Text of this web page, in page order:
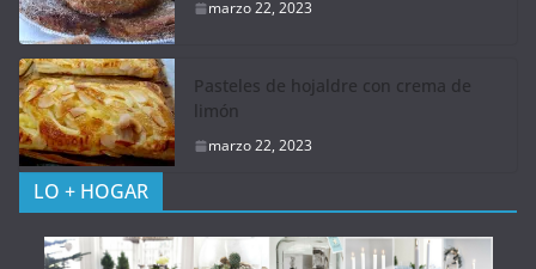
marzo 22, 2023
Pasteles de hojaldre con crema de
limón
marzo 22, 2023
LO + HOGAR